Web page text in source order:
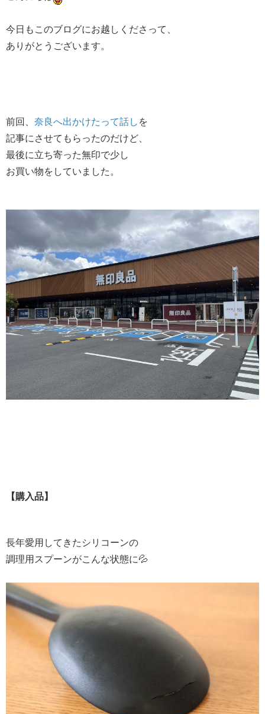
今日もこのブログにお越しくださって、
ありがとうございます。
前回、​ 奈良へ出かけたって話し ​を
記事にさせてもらったのだけど、
最後に立ち寄った無印で少し
お買い物をしていました。
【購入品】
長年愛用してきたシリコーンの
調理用スプーンがこんな状態に💦